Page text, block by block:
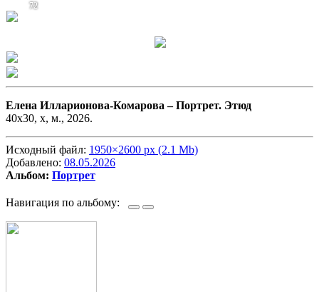
72
Елена Илларионова-Комарова –Портрет. Этюд
40х30, х, м., 2026.
Исходный файл: 1950×2600 px (2.1 Mb)
Добавлено: 08.05.2026
Альбом: Портрет
Навигация по альбому: